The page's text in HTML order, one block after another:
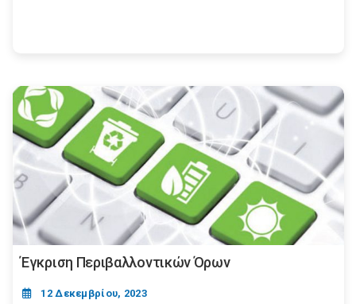
Έγκριση Περιβαλλοντικών Όρων
12 Δεκεμβρίου, 2023